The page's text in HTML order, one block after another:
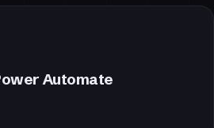
Automate